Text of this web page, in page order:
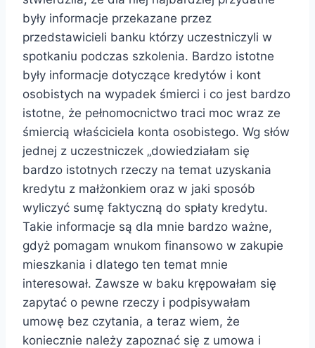
były informacje przekazane przez
przedstawicieli banku którzy uczestniczyli w
spotkaniu podczas szkolenia. Bardzo istotne
były informacje dotyczące kredytów i kont
osobistych na wypadek śmierci i co jest bardzo
istotne, że pełnomocnictwo traci moc wraz ze
śmiercią właściciela konta osobistego. Wg słów
jednej z uczestniczek „dowiedziałam się
bardzo istotnych rzeczy na temat uzyskania
kredytu z małżonkiem oraz w jaki sposób
wyliczyć sumę faktyczną do spłaty kredytu.
Takie informacje są dla mnie bardzo ważne,
gdyż pomagam wnukom finansowo w zakupie
mieszkania i dlatego ten temat mnie
interesował. Zawsze w baku krępowałam się
zapytać o pewne rzeczy i podpisywałam
umowę bez czytania, a teraz wiem, że
koniecznie należy zapoznać się z umowa i